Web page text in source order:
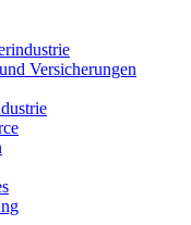
Versicherungen